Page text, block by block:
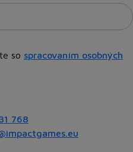
so spracovaním osobných
768